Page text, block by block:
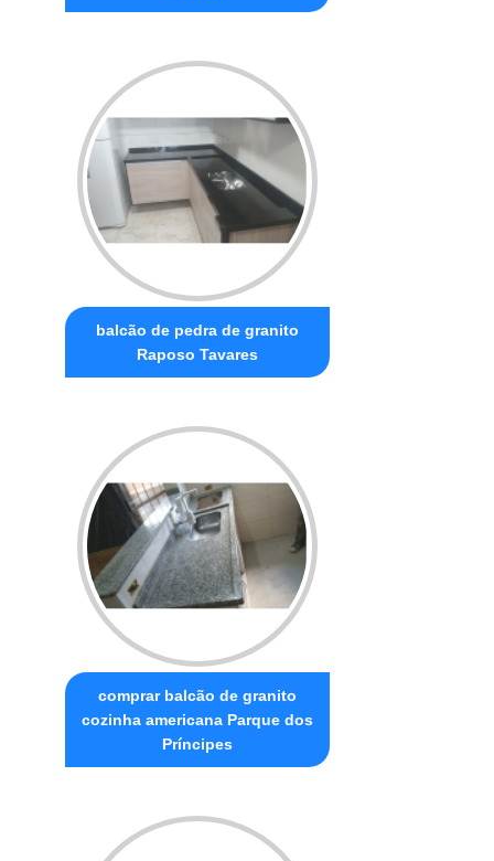
balcão de pedra de granito
Raposo Tavares
comprar balcão de granito
cozinha americana Parque dos
Príncipes